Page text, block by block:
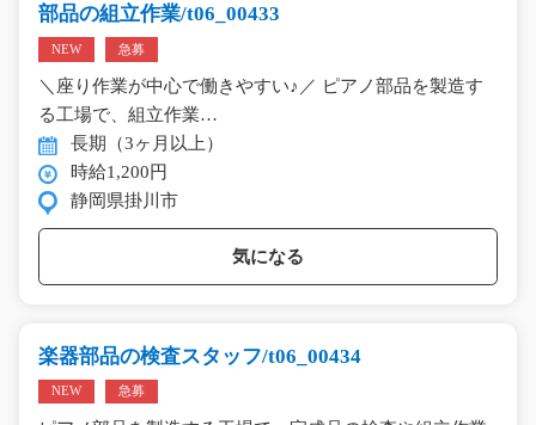
部品の組立作業/t06_00433
NEW 急募
＼座り作業が中心で働きやすい♪／ ピアノ部品を製造す
る工場で、組立作業…
長期（3ヶ月以上）
時給1,200円
静岡県掛川市
気になる
楽器部品の検査スタッフ/t06_00434
NEW 急募